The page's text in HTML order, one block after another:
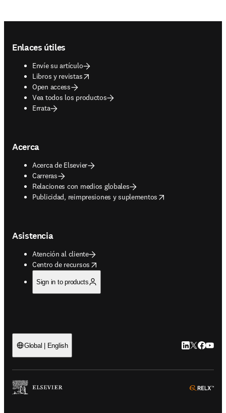
Enlaces útiles
Envíe su artículo
Libros y revistas
opens in new tab/window
Open access
Vea todos los productos
Errata
Acerca
Acerca de Elsevier
Carreras
Relaciones con medios globales
Publicidad, reimpresiones y suplementos
opens in new tab/window
Asistencia
Atención al cliente
Centro de recursos
opens in new tab/window
Sign in to products
Global | English LinkedIn se
Twitter se